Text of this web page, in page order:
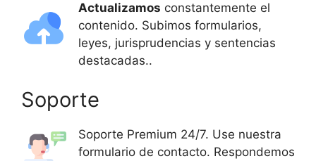
Actualizamos constantemente el
contenido. Subimos formularios,
leyes, jurisprudencias y sentencias
destacadas..
Soporte
Soporte Premium 24/7. Use nuestra
formulario de contacto. Respondemos